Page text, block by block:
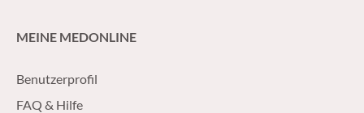
MEINE MEDONLINE
Benutzerprofil
FAQ & Hilfe